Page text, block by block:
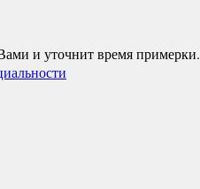
и уточнит время примерки.